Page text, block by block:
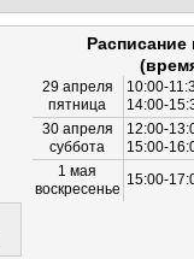
29 апреля
пятница
10:00-
14:00-
30 апреля
суббота
12:00-
15:00-
1 мая
воскресенье
15:00-